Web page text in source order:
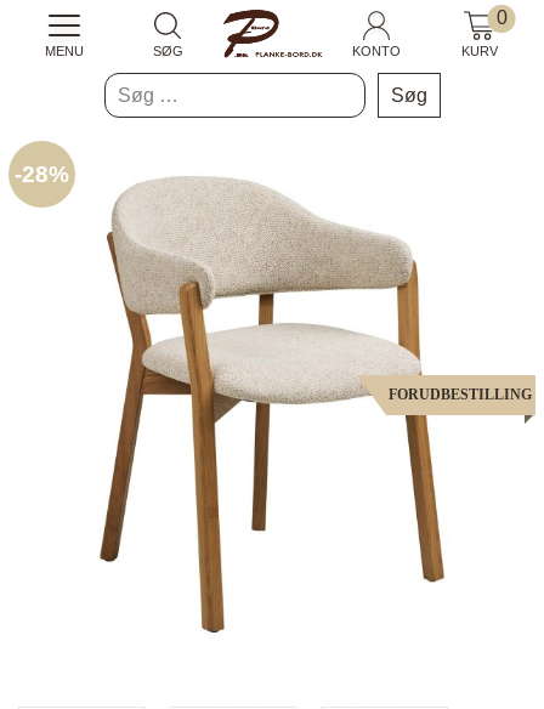
Søg
efter:
MENU SØG KONTO
0
KURV
-28%
FORUDBESTILLING